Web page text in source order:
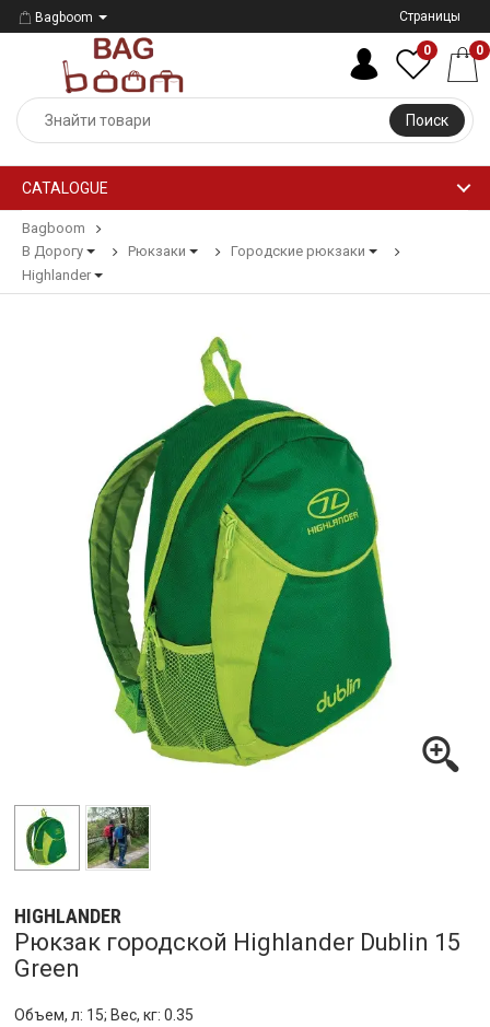
Bagboom Страницы
Поиск
0 0
CATALOGUE
Bagboom
В Дорогу
Рюкзаки
Городские рюкзаки
Highlander
HIGHLANDER
Рюкзак городской Highlander Dublin 15
Green
Объем, л: 15; Вес, кг: 0.35